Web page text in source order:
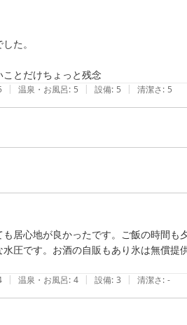
た。
とだけちょっと残念
| 温泉・お風呂: 5 | 設備: 5 | 清潔さ: 5
居心地が良かったです。ご飯の時間も
圧です。お酒の自販もあり氷は無償提
| 温泉・お風呂: 4 | 設備: 3 | 清潔さ: -